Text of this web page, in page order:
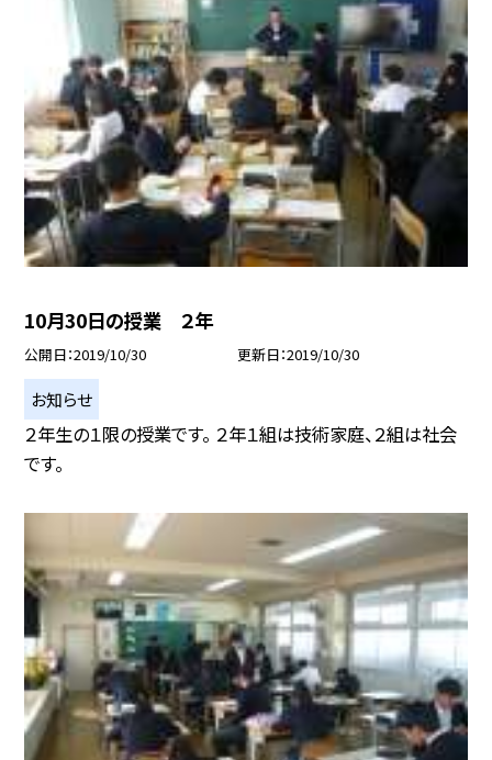
10月30日の授業 ２年
公開日 2019/10/30 更新日 2019/10/30
お知らせ
２年生の１限の授業です。 ２年１組は技術家庭、２組は社会
です。